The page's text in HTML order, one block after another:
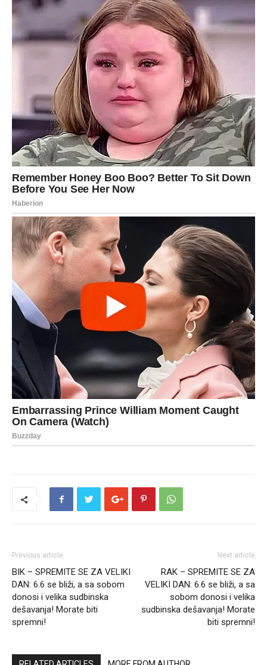
Previous article
BIK – SPREMITE SE ZA VELIKI
DAN: 6.6 se bliži, a sa sobom
donosi i velika sudbinska
dešavanja! Morate biti
spremni!
Next article
RAK – SPREMITE SE ZA
VELIKI DAN: 6.6 se bliži, a sa
sobom donosi i velika
sudbinska dešavanja! Morate
biti spremni!